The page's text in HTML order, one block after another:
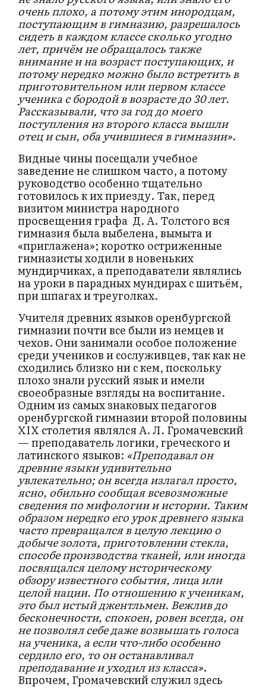
очень плохо, а потому этим инородцам,
поступающим в гимназию, разрешалось
сидеть в каждом классе сколько угодно
лет, причём не обращалось также
внимание и на возраст поступающих, и
потому нередко можно было встретить в
приготовительном или первом классе
ученика с бородой в возрасте до 30 лет.
Рассказывали, что за год до моего
поступления из второго класса вышли
отец и сын, оба учившиеся в гимназии».
Видные чины посещали учебное
заведение не слишком часто, а потому
руководство особенно тщательно
готовилось к их приезду. Так, перед
визитом министра народного
просвещения графа Д. А. Толстого вся
гимназия была выбелена, вымыта и
«приглажена»; коротко остриженные
гимназисты ходили в новеньких
мундирчиках, а преподаватели являлись
на уроки в парадных мундирах с шитьём,
при шпагах и треуголках.
Учителя древних языков оренбургской
гимназии почти все были из немцев и
чехов. Они занимали особое положение
среди учеников и сослуживцев, так как не
сходились близко ни с кем, поскольку
плохо знали русский язык и имели
своеобразные взгляды на воспитание.
Одним из самых знаковых педагогов
оренбургской гимназии второй половины
XIX столетия являлся А. Л. Громачевский
— преподаватель логики, греческого и
латинского языков: «Преподавал он
древние языки удивительно
увлекательно; он всегда излагал просто,
ясно, обильно сообщая всевозможные
сведения по мифологии и истории. Таким
образом нередко его урок древнего языка
часто превращался в целую лекцию о
добыче золота, приготовлении стекла,
способе производства тканей, или иногда
посвящался целому историческому
обзору известного события, лица или
целой нации. По отношению к ученикам,
это был истый джентльмен. Вежлив до
бесконечности, спокоен, ровен всегда, он
не позволял себе даже возвышать голоса
на ученика, а если что-либо особенно
сердило его, то он останавливал
преподавание и уходил из класса».
Впрочем, Громачевский служил здесь